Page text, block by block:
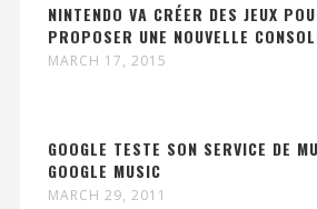
NINTENDO VA CRÉER DES JEUX
PROPOSER UNE NOUVELLE
MARCH 17, 2015
GOOGLE TESTE SON SERVICE DE
GOOGLE MUSIC
MARCH 29, 2011